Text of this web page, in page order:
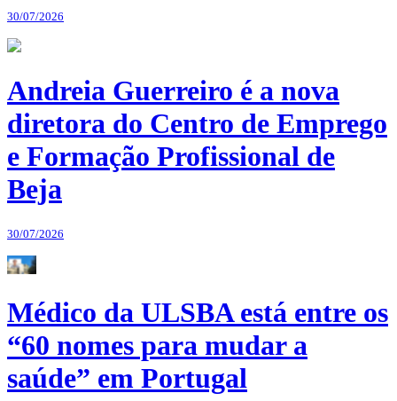
30/07/2026
Andreia Guerreiro é a nova
diretora do Centro de Emprego
e Formação Profissional de
Beja
30/07/2026
Médico da ULSBA está entre os
“60 nomes para mudar a
saúde” em Portugal